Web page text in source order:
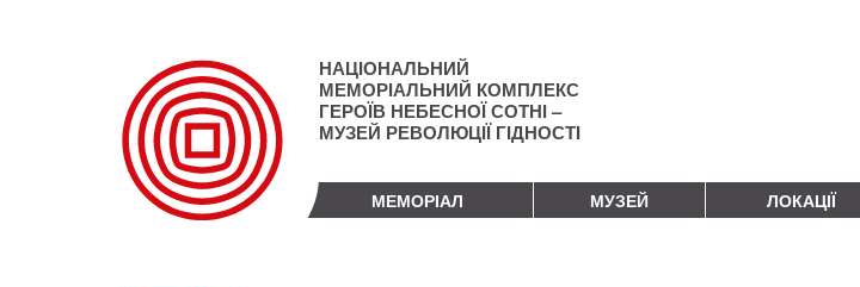
НАЦІОНАЛЬНИЙ
МЕМОРІАЛЬНИЙ КОМПЛЕКС
ГЕРОЇВ НЕБЕСНОЇ СОТНІ –
МУЗЕЙ РЕВОЛЮЦІЇ ГІДНОСТІ
МЕМОРІАЛ МУЗЕЙ ЛОКАЦІЇ